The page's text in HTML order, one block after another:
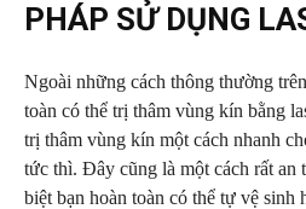
PHÁP SỬ DỤNG
Ngoài những cách thông thường
toàn có thể trị thâm vùng kín bằng
trị thâm vùng kín một cách nhanh
tức thì. Đây cũng là một cách rất an
biệt bạn hoàn toàn có thể tự vệ sinh